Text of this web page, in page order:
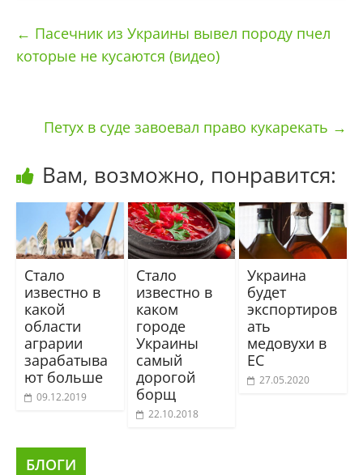
← Пасечник из Украины вывел породу пчел
которые не кусаются (видео)
Петух в суде завоевал право кукарекать →
Вам, возможно, понравится:
Стало
известно в
какой
области
аграрии
зарабатыва
ют больше
09.12.2019
Стало
известно в
каком
городе
Украины
самый
дорогой
борщ
22.10.2018
Украина
будет
экспортиров
ать
медовухи в
ЕС
27.05.2020
БЛОГИ